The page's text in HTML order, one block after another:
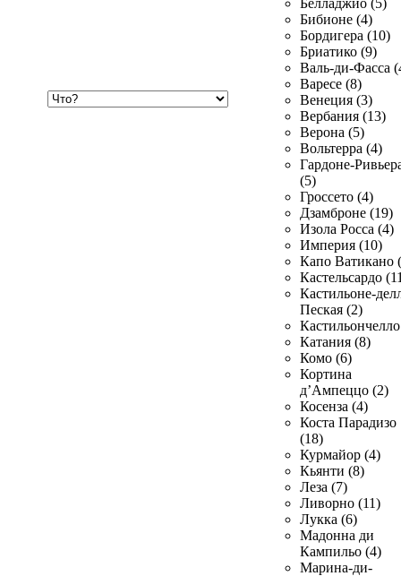
Белладжио (5)
Бибионе (4)
Бордигера (10)
Бриатико (9)
Валь-ди-Фасса
Варесе (8)
Венеция (3)
Вербания (13)
Верона (5)
Вольтерра (4)
Гардоне-
(5)
Гроссето (4)
Дзамброне (19)
Изола Росса (4)
Империя (10)
Капо Ватикано
Кастельсардо
Кастильоне-
Пеская (2)
Катания (8)
Комо (6)
Кортина
д’Ампеццо (2)
Косенза (4)
Коста Парадизо
(18)
Курмайор (4)
Кьянти (8)
Леза (7)
Ливорно (11)
Лукка (6)
Мадонна ди
Кампильо (4)
Марина-ди-